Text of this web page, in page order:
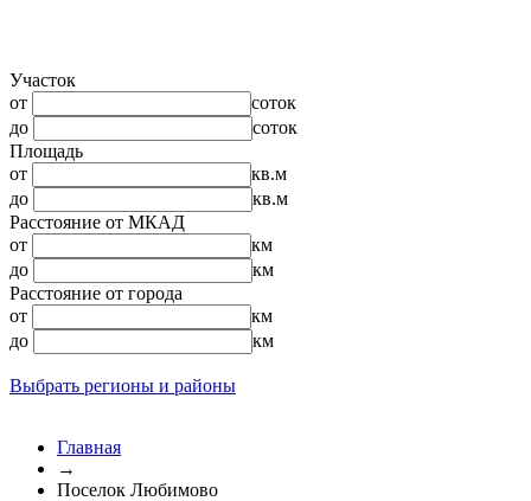
Участок
от
соток
до
соток
Площадь
от
кв.м
до
кв.м
Расстояние от МКАД
от
км
до
км
Расстояние от города
от
км
до
км
Выбрать регионы и районы
Главная
→
Поселок Любимово